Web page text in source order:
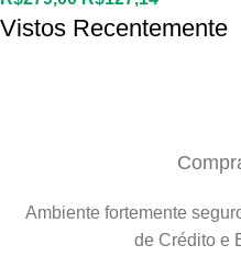
preço
preço
Vistos Recentemente
Ambiente fortemente
de Crédito e